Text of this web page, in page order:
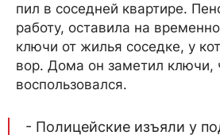
пил в соседней квартире.
работу, оставила на
ключи от жилья соседке, у
вор. Дома он заметил ключи,
воспользовался.
- Полицейские изъяли у